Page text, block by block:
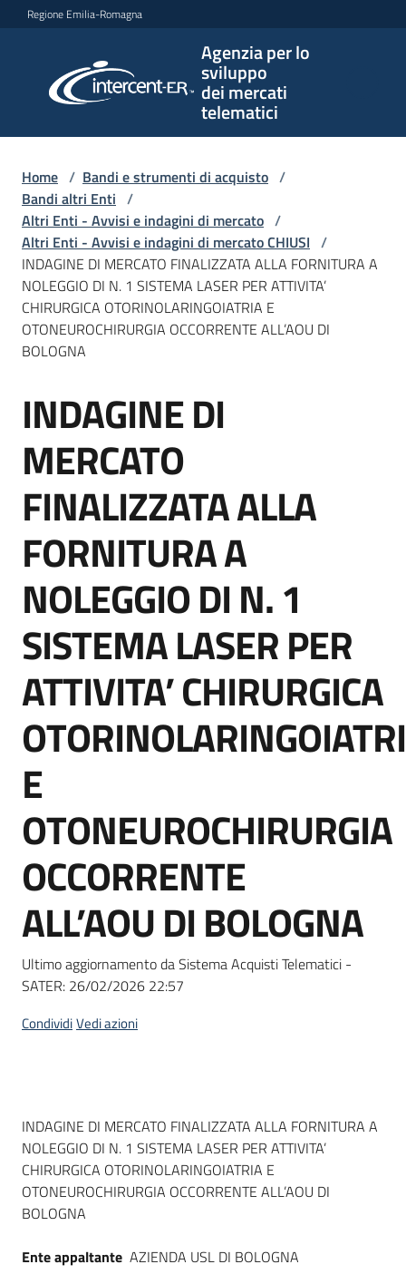
Vai al contenuto
Vai alla navigazione
Vai al footer
Regione Emilia-Romagna
Agenzia per lo
sviluppo
dei mercati
telematici
per lo
sviluppo
telematici
L'Agenzia
Bandi
e
di
acquisto
Supporto
Piattaforme
telematiche
English
site
Seguici
su
Home / Bandi e strumenti di acquisto /
Bandi altri Enti /
Altri Enti - Avvisi e indagini di mercato /
Altri Enti - Avvisi e indagini di mercato CHIUSI /
INDAGINE DI MERCATO FINALIZZATA ALLA FORNITURA A
NOLEGGIO DI N. 1 SISTEMA LASER PER ATTIVITA’
CHIRURGICA OTORINOLARINGOIATRIA E
OTONEUROCHIRURGIA OCCORRENTE ALL’AOU DI
BOLOGNA
Salta al contenuto
INDAGINE DI
MERCATO
FINALIZZATA ALLA
FORNITURA A
NOLEGGIO DI N. 1
SISTEMA LASER PER
ATTIVITA’ CHIRURGICA
E
OTONEUROCHIRURGIA
OCCORRENTE
ALL’AOU DI BOLOGNA
Ultimo aggiornamento da Sistema Acquisti Telematici -
SATER: 26/02/2026 22:57
CondividiVedi azioni
Dati del bando
INDAGINE DI MERCATO FINALIZZATA ALLA FORNITURA A
NOLEGGIO DI N. 1 SISTEMA LASER PER ATTIVITA’
CHIRURGICA OTORINOLARINGOIATRIA E
OTONEUROCHIRURGIA OCCORRENTE ALL’AOU DI
BOLOGNA
Ente appaltante AZIENDA USL DI BOLOGNA